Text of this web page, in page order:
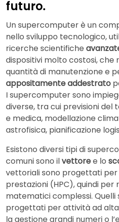
futuro.
Un supercomputer è un
nello sviluppo tecnologico,
ricerche scientifiche
dispositivi molto costosi, che
quantità di manutenzione e
appositamente addestrato
I supercomputer sono
diverse, tra cui previsioni del
e medica, modellazione
astrofisica, pianificazione
Esistono diversi tipi di
comuni sono ilvettoree lo
vettoriali sono progettati per
prestazioni (HPC), quindi
matematici complessi. Quelli
progettati per attività ad
la gestione grandi numeri o